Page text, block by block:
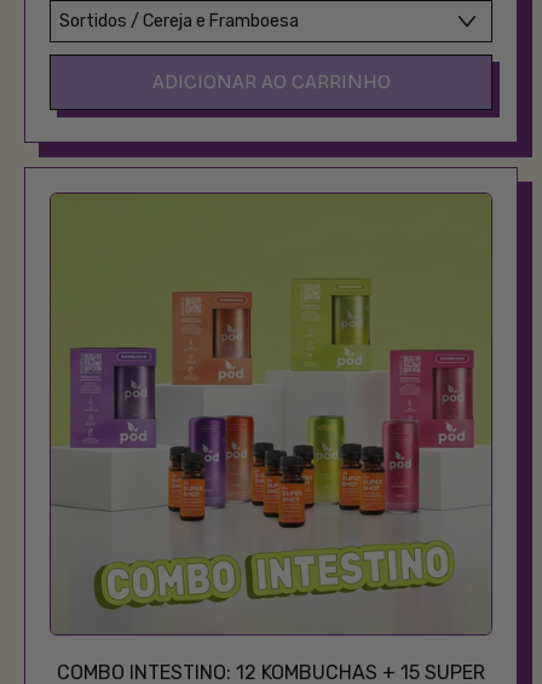
ADICIONAR AO CARRINHO
,
Combo
Kombuchas
-
Espumante
COMBO INTESTINO: 12 KOMBUCHAS + 15 SUPER